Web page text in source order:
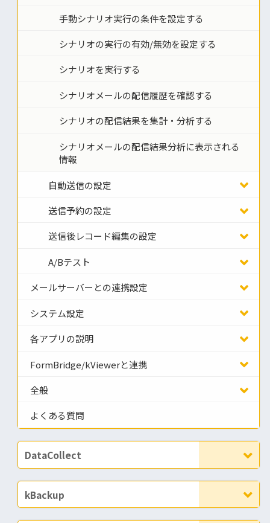
手動シナリオ実行の条件を設定する
シナリオの実行の有効/無効を設定する
シナリオを実行する
シナリオメールの配信履歴を確認する
シナリオの配信結果を集計・分析する
シナリオメールの配信結果分析に表示される
情報
自動送信の設定
送信予約の設定
送信後レコード編集の設定
A/Bテスト
メールサーバーとの連携設定
システム設定
各アプリの説明
FormBridge/kViewerと連携
全般
よくある質問
DataCollect
kBackup